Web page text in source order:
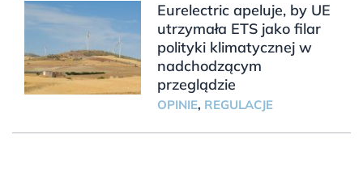
Eurelectric apeluje, by UE
utrzymała ETS jako filar
polityki klimatycznej w
nadchodzącym
przeglądzie
OPINIE, REGULACJE